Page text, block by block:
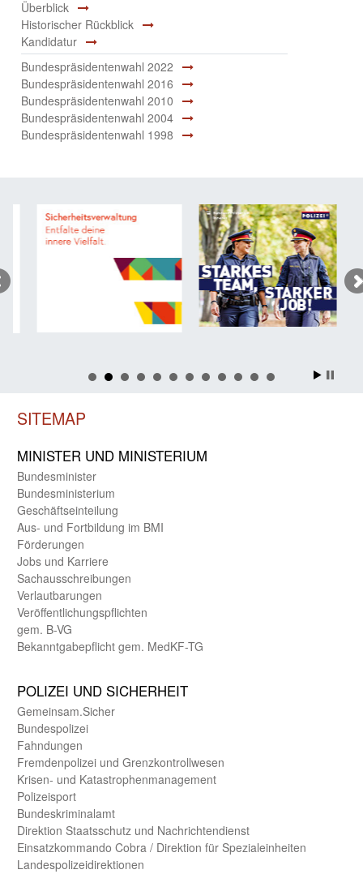
Überblick
Historischer Rückblick
Kandidatur
Bundespräsidentenwahl 2022
Bundespräsidentenwahl 2016
Bundespräsidentenwahl 2010
Bundespräsidentenwahl 2004
Bundespräsidentenwahl 1998
SITEMAP
MINISTER UND MINIST­ERIUM
Bundes­minister
Bundes­ministerium
Geschäfts­einteilung
Aus- und Fortbildung im BMI
Förderungen
Jobs und Karriere
Sachaus­schreibungen
Verlautbarungen
Veröffentlichungspflichten
gem. B-VG
Bekanntgabepflicht gem. MedKF-TG
POLIZEI UND SICHER­HEIT
Gemein­sam.Sicher
Bundes­polizei
Fahndungen
Fremdenpolizei und Grenzkontrollwesen
Krisen- und Katastrophen­management
Polizeisport
Bundes­kriminal­amt
Direktion Staats­schutz und Nach­richten­dienst
Einsatz­kommando Cobra / Direktion für Spezialeinheiten
Landes­polizei­direk­tionen